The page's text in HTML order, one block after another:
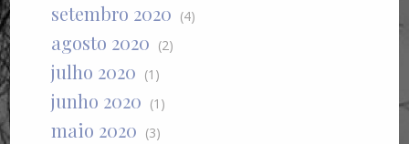
setembro 2020 (4)
agosto 2020 (2)
julho 2020 (1)
junho 2020 (1)
maio 2020 (3)